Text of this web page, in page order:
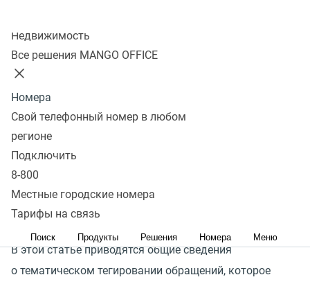
Недвижимость
Все решения MANGO OFFICE
Номера
Свой телефонный номер в любом
регионе
Подключить
8-800
Местные городские номера
Тарифы на связь
Поиск Продукты Решения Номера Меню
обращению
Общее
Тег — это слово или словосочетание, которое
добавляется в данные об обращении, чтобы
охарактеризовать это обращение.
Тегирование обращений позволяет отражать
В этой статье приводятся общие сведения
о тематическом тегировании обращений, которое